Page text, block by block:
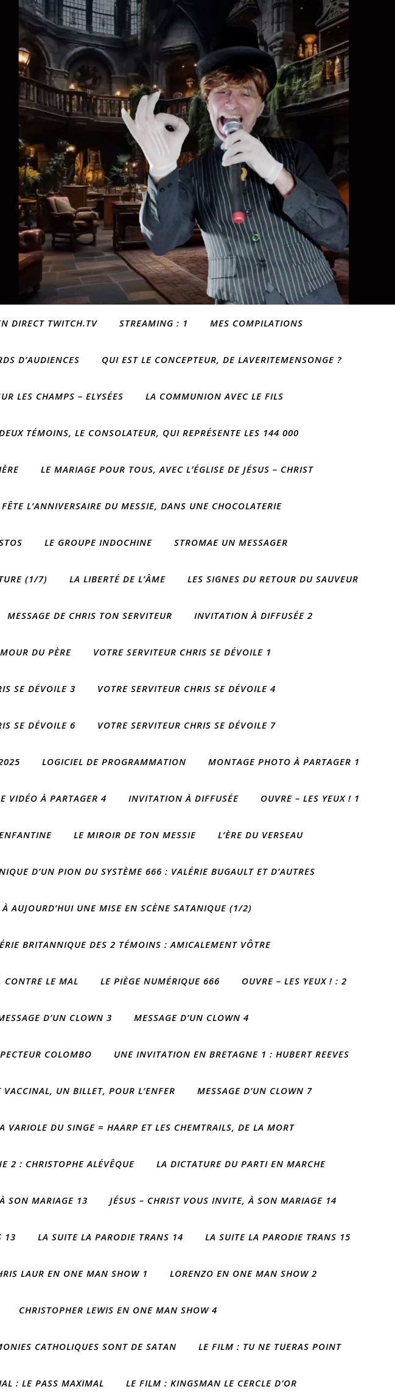
DIRECT TWITCH.TV STREAMING : 1 MES COMPILATIONS
D’AUDIENCES QUI EST LE CONCEPTEUR, DE LAVERITEMENSONGE ?
LES CHAMPS – ELYSÉES LA COMMUNION AVEC LE FILS
TÉMOINS, LE CONSOLATEUR, QUI REPRÉSENTE LES 144 000
LE MARIAGE POUR TOUS, AVEC L’ÉGLISE DE JÉSUS – CHRIST
L’ANNIVERSAIRE DU MESSIE, DANS UNE CHOCOLATERIE
LE GROUPE INDOCHINE STROMAE UN MESSAGER
(1/7) LA LIBERTÉ DE L’ÂME LES SIGNES DU RETOUR DU SAUVEUR
MESSAGE DE CHRIS TON SERVITEUR INVITATION À DIFFUSÉE 2
DU PÈRE VOTRE SERVITEUR CHRIS SE DÉVOILE 1
SE DÉVOILE 3 VOTRE SERVITEUR CHRIS SE DÉVOILE 4
SE DÉVOILE 6 VOTRE SERVITEUR CHRIS SE DÉVOILE 7
LOGICIEL DE PROGRAMMATION MONTAGE PHOTO À PARTAGER 1
VIDÉO À PARTAGER 4 INVITATION À DIFFUSÉE OUVRE – LES YEUX ! 1
LE MIROIR DE TON MESSIE L’ÈRE DU VERSEAU
D’UN PION DU SYSTÈME 666 : VALÉRIE BUGAULT ET D’AUTRES
À AUJOURD’HUI UNE MISE EN SCÈNE SATANIQUE (1/2)
BRITANNIQUE DES 2 TÉMOINS : AMICALEMENT VÔTRE
CONTRE LE MAL LE PIÈGE NUMÉRIQUE 666 OUVRE – LES YEUX ! : 2
D’UN CLOWN 3 MESSAGE D’UN CLOWN 4
COLOMBO UNE INVITATION EN BRETAGNE 1 : HUBERT REEVES
VACCINAL, UN BILLET, POUR L’ENFER MESSAGE D’UN CLOWN 7
VARIOLE DU SINGE = HAARP ET LES CHEMTRAILS, DE LA MORT
2 : CHRISTOPHE ALÉVÊQUE LA DICTATURE DU PARTI EN MARCHE
SON MARIAGE 13 JÉSUS – CHRIST VOUS INVITE, À SON MARIAGE 14
13 LA SUITE LA PARODIE TRANS 14 LA SUITE LA PARODIE TRANS 15
LAUR EN ONE MAN SHOW 1 LORENZO EN ONE MAN SHOW 2
CHRISTOPHER LEWIS EN ONE MAN SHOW 4
CATHOLIQUES SONT DE SATAN LE FILM : TU NE TUERAS POINT
: LE PASS MAXIMAL LE FILM : KINGSMAN LE CERCLE D’OR